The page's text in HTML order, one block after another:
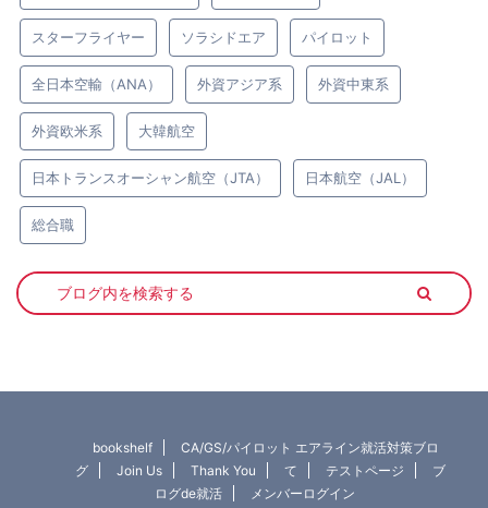
スターフライヤー ソラシドエア パイロット
全日本空輸（ANA） 外資アジア系 外資中東系
外資欧米系 大韓航空
日本トランスオーシャン航空（JTA） 日本航空（JAL）
総合職
bookshelf
CA/GS/パイロット エアライン就活対策ブロ
グ
Join Us Thank You て テストページ
ブ
ログde就活
メンバーログイン